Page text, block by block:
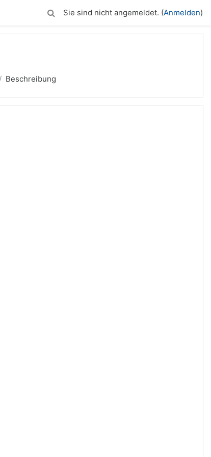
Sie sind nicht angemeldet. (Anmelden)
Beschreibung